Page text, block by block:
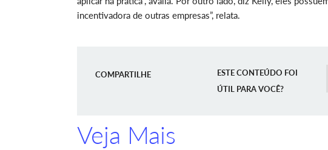
incentivadora de outras empresas”, relata.
COMPARTILHE
ESTE CONTEÚDO FOI
ÚTIL PARA VOCÊ?
Veja Mais